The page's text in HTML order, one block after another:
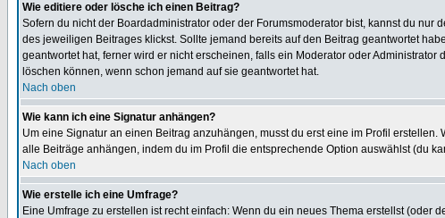
Wie editiere oder lösche ich einen Beitrag?
Sofern du nicht der Boardadministrator oder der Forumsmoderator bist, kannst du
des jeweiligen Beitrages klickst. Sollte jemand bereits auf den Beitrag geantwortet
geantwortet hat, ferner wird er nicht erscheinen, falls ein Moderator oder
löschen können, wenn schon jemand auf sie geantwortet hat.
Nach oben
Wie kann ich eine Signatur anhängen?
Um eine Signatur an einen Beitrag anzuhängen, musst du erst eine im Profil erstellen.
alle Beiträge anhängen, indem du im Profil die entsprechende Option auswählst (du
Nach oben
Wie erstelle ich eine Umfrage?
Eine Umfrage zu erstellen ist recht einfach: Wenn du ein neues Thema erstellst (oder